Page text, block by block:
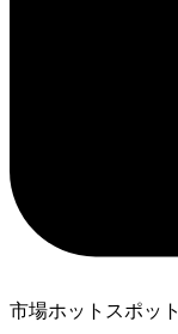
市場ホットスポット